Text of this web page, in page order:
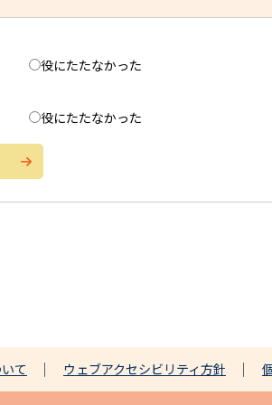
役にたたなかった
役にたたなかった
て ウェブアクセシビリティ方針